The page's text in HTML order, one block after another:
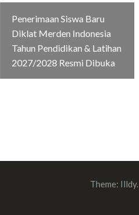
Penerimaan Siswa Baru
Diklat Merden Indonesia
Tahun Pendidikan & Latihan
2027/2028 Resmi Dibuka
Theme: Illdy.